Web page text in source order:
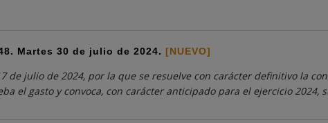
Martes 30 de julio de 2024. [NUEVO]
de julio de 2024, por la que se resuelve con carácter definitivo la
el gasto y convoca, con carácter anticipado para el ejercicio